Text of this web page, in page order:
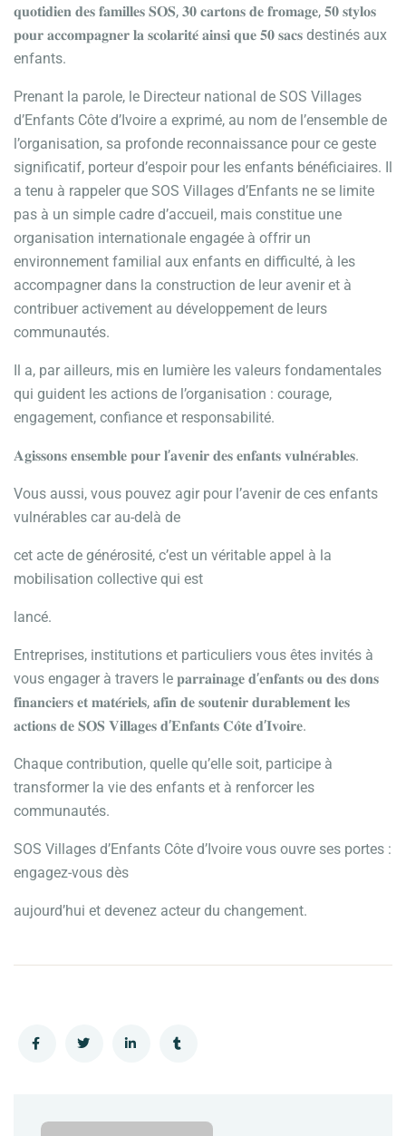
𝐪𝐮𝐨𝐭𝐢𝐝𝐢𝐞𝐧 𝐝𝐞𝐬 𝐟𝐚𝐦𝐢𝐥𝐥𝐞𝐬 𝐒𝐎𝐒, 𝟑𝟎 𝐜𝐚𝐫𝐭𝐨𝐧𝐬 𝐝𝐞 𝐟𝐫𝐨𝐦𝐚𝐠𝐞, 𝟓𝟎 𝐬𝐭𝐲𝐥𝐨𝐬
𝐩𝐨𝐮𝐫 𝐚𝐜𝐜𝐨𝐦𝐩𝐚𝐠𝐧𝐞𝐫 𝐥𝐚 𝐬𝐜𝐨𝐥𝐚𝐫𝐢𝐭𝐞́ 𝐚𝐢𝐧𝐬𝐢 𝐪𝐮𝐞 𝟓𝟎 𝐬𝐚𝐜𝐬 destinés aux
enfants.
Prenant la parole, le Directeur national de SOS Villages
d’Enfants Côte d’Ivoire a exprimé, au nom de l’ensemble de
l’organisation, sa profonde reconnaissance pour ce geste
significatif, porteur d’espoir pour les enfants bénéficiaires. Il
a tenu à rappeler que SOS Villages d’Enfants ne se limite
pas à un simple cadre d’accueil, mais constitue une
organisation internationale engagée à offrir un
environnement familial aux enfants en difficulté, à les
accompagner dans la construction de leur avenir et à
contribuer activement au développement de leurs
communautés.
Il a, par ailleurs, mis en lumière les valeurs fondamentales
qui guident les actions de l’organisation : courage,
engagement, confiance et responsabilité.
𝐀𝐠𝐢𝐬𝐬𝐨𝐧𝐬 𝐞𝐧𝐬𝐞𝐦𝐛𝐥𝐞 𝐩𝐨𝐮𝐫 𝐥’𝐚𝐯𝐞𝐧𝐢𝐫 𝐝𝐞𝐬 𝐞𝐧𝐟𝐚𝐧𝐭𝐬 𝐯𝐮𝐥𝐧𝐞́𝐫𝐚𝐛𝐥𝐞𝐬.
Vous aussi, vous pouvez agir pour l’avenir de ces enfants
vulnérables car au-delà de
cet acte de générosité, c’est un véritable appel à la
mobilisation collective qui est
lancé.
Entreprises, institutions et particuliers vous êtes invités à
vous engager à travers le 𝐩𝐚𝐫𝐫𝐚𝐢𝐧𝐚𝐠𝐞 𝐝’𝐞𝐧𝐟𝐚𝐧𝐭𝐬 𝐨𝐮 𝐝𝐞𝐬 𝐝𝐨𝐧𝐬
𝐟𝐢𝐧𝐚𝐧𝐜𝐢𝐞𝐫𝐬 𝐞𝐭 𝐦𝐚𝐭𝐞́𝐫𝐢𝐞𝐥𝐬, 𝐚𝐟𝐢𝐧 𝐝𝐞 𝐬𝐨𝐮𝐭𝐞𝐧𝐢𝐫 𝐝𝐮𝐫𝐚𝐛𝐥𝐞𝐦𝐞𝐧𝐭 𝐥𝐞𝐬
𝐚𝐜𝐭𝐢𝐨𝐧𝐬 𝐝𝐞 𝐒𝐎𝐒 𝐕𝐢𝐥𝐥𝐚𝐠𝐞𝐬 𝐝’𝐄𝐧𝐟𝐚𝐧𝐭𝐬 𝐂𝐨̂𝐭𝐞 𝐝’𝐈𝐯𝐨𝐢𝐫𝐞.
Chaque contribution, quelle qu’elle soit, participe à
transformer la vie des enfants et à renforcer les
communautés.
SOS Villages d’Enfants Côte d’Ivoire vous ouvre ses portes :
engagez-vous dès
aujourd’hui et devenez acteur du changement.